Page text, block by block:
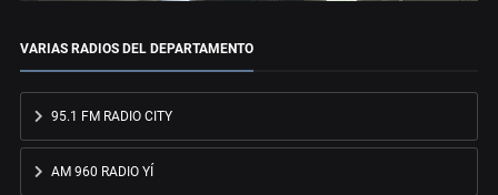
VARIAS RADIOS DEL DEPARTAMENTO
95.1 FM RADIO CITY
AM 960 RADIO YÍ